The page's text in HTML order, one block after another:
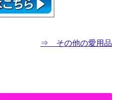
⇒ その他の愛用品